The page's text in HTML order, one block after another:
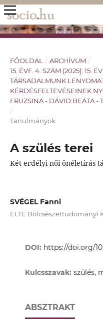
FŐOLDAL / ARCHÍVUM /
15. ÉVF. 4. SZÁM (2025): 15.
TÁRSADALMUNK
KÉRDÉSFELTEVÉSEINEK
FRUZSINA - DÁVID BEÁTA -
/
Tanulmányok
A szülés terei
Két erdélyi női önéletírás
SVÉGEL Fanni
ELTE Bölcsészettudományi
DOI: https://doi.org/
Kulcsszavak: szülés,
ABSZTRAKT